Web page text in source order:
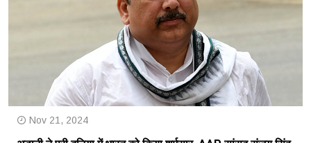
Nov 21, 2024